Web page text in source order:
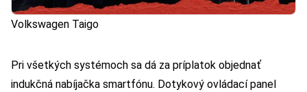
Volkswagen Taigo
Pri všetkých systémoch sa dá za príplatok objednať
indukčná nabíjačka smartfónu. Dotykový ovládací panel